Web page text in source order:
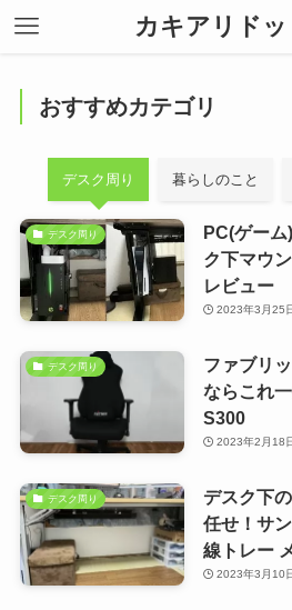
カキアリド
おすすめカテゴリ
デスク周り 暮らしのこと
デスク周り
PC(ゲー
ク下マウ
レビュー
2023年3月25
デスク周り
ファブリ
ならこれ
S300
2023年2月18
デスク周り
デスク下
任せ！サ
線トレー
2023年3月10